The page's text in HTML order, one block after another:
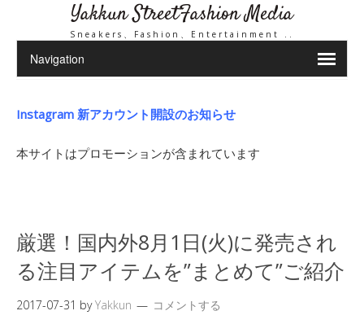
Yakkun StreetFashion Media
Sneakers、Fashion、Entertainment ..
Instagram 新アカウント開設のお知らせ
本サイトはプロモーションが含まれています
厳選！国内外8月1日(火)に発売され
る注目アイテムを”まとめて”ご紹介
2017-07-31 byYakkun コメントする